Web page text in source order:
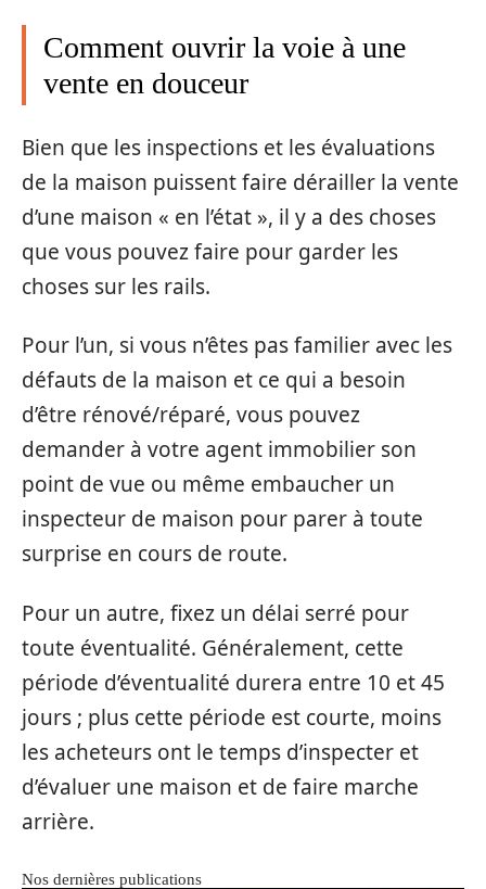
Comment ouvrir la voie à une
vente en douceur
Bien que les inspections et les évaluations
de la maison puissent faire dérailler la vente
d’une maison « en l’état », il y a des choses
que vous pouvez faire pour garder les
choses sur les rails.
Pour l’un, si vous n’êtes pas familier avec les
défauts de la maison et ce qui a besoin
d’être rénové/réparé, vous pouvez
demander à votre agent immobilier son
point de vue ou même embaucher un
inspecteur de maison pour parer à toute
surprise en cours de route.
Pour un autre, fixez un délai serré pour
toute éventualité. Généralement, cette
période d’éventualité durera entre 10 et 45
jours ; plus cette période est courte, moins
les acheteurs ont le temps d’inspecter et
d’évaluer une maison et de faire marche
arrière.
Nos dernières publications